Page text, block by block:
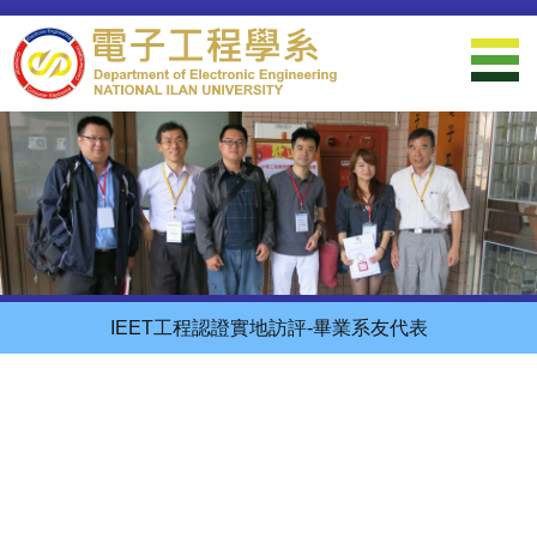
跳
到
主
要
內
容
區
IEET工程認證實地訪評-畢業系友代表